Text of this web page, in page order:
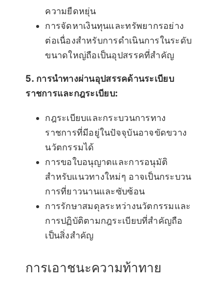
ความยืดหยุ่น
การจัดหาเงินทุนและทรัพยากรอย่าง
ต่อเนื่องสำหรับการดำเนินการในระดับ
ขนาดใหญ่ถือเป็นอุปสรรคที่สำคัญ
5. การนำทางผ่านอุปสรรคด้านระเบียบ
ราชการและกฎระเบียบ:
กฎระเบียบและกระบวนการทาง
ราชการที่มีอยู่ในปัจจุบันอาจขัดขวาง
นวัตกรรมได้
การขอใบอนุญาตและการอนุมัติ
สำหรับแนวทางใหม่ๆ อาจเป็นกระบวน
การที่ยาวนานและซับซ้อน
การรักษาสมดุลระหว่างนวัตกรรมและ
การปฏิบัติตามกฎระเบียบที่สำคัญถือ
เป็นสิ่งสำคัญ
การเอาชนะความท้าทาย